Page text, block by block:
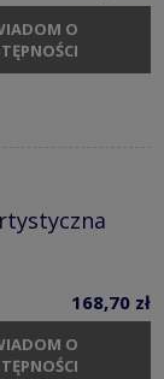
O
168,70 zł
O